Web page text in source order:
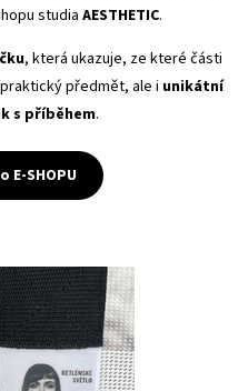
studia AESTHETIC.
, která ukazuje, ze které části
předmět, ale i unikátní
s příběhem.
E-SHOPU